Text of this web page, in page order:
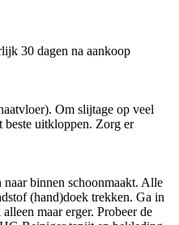
30 dagen na aankoop
Om slijtage op veel
beste uitkloppen. Zorg er
binnen schoonmaakt. Alle
(hand)doek trekken. Ga in
maar erger. Probeer de